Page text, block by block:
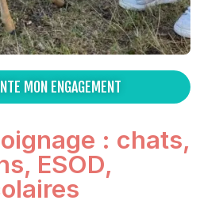
MON ENGAGEMENT
: chats,
ESOD,